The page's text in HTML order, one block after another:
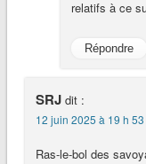
relatifs à ce
Répondre
SRJ dit :
12 juin 2025 à 19 h
Ras-le-bol des